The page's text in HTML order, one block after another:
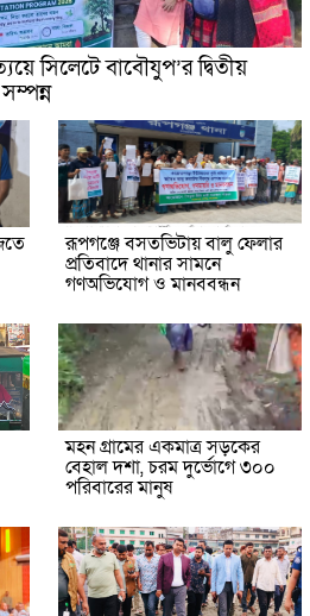
সিলেটে বাবৌযুপ’র দ্বিতীয়
রূপগঞ্জে বসতভিটায় বালু ফেলার
প্রতিবাদে থানার সামনে
গণঅভিযোগ ও মানববন্ধন
মহন গ্রামের একমাত্র সড়কের
বেহাল দশা, চরম দুর্ভোগে ৩০০
পরিবারের মানুষ